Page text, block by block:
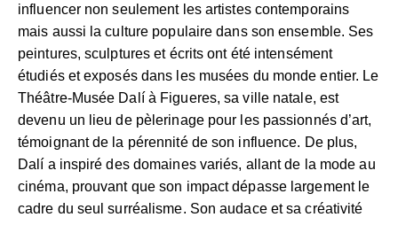
influencer non seulement les artistes contemporains
mais aussi la culture populaire dans son ensemble. Ses
peintures, sculptures et écrits ont été intensément
étudiés et exposés dans les musées du monde entier. Le
Théâtre-Musée Dalí à Figueres, sa ville natale, est
devenu un lieu de pèlerinage pour les passionnés d’art,
témoignant de la pérennité de son influence. De plus,
Dalí a inspiré des domaines variés, allant de la mode au
cinéma, prouvant que son impact dépasse largement le
cadre du seul surréalisme. Son audace et sa créativité